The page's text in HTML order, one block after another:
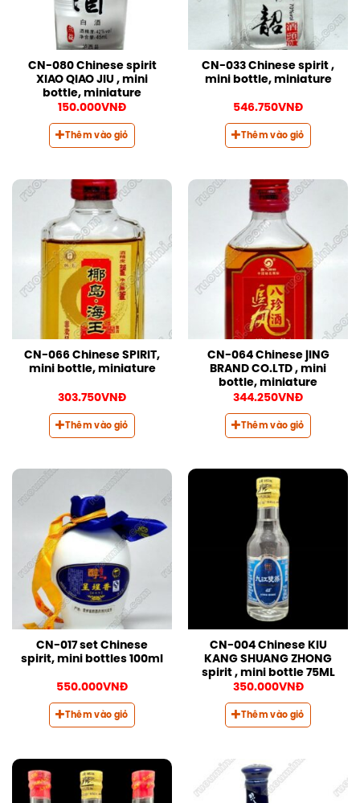
CN-080 Chinese spirit
XIAO QIAO JIU , mini
bottle, miniature
150.000VNĐ
Thêm vào giỏ
CN-033 Chinese spirit ,
mini bottle, miniature
546.750VNĐ
Thêm vào giỏ
CN-066 Chinese SPIRIT,
mini bottle, miniature
303.750VNĐ
Thêm vào giỏ
CN-064 Chinese jING
BRAND CO.LTD , mini
bottle, miniature
344.250VNĐ
Thêm vào giỏ
CN-017 set Chinese
spirit, mini bottles 100ml
550.000VNĐ
Thêm vào giỏ
CN-004 Chinese KIU
KANG SHUANG ZHONG
spirit , mini bottle 75ML
350.000VNĐ
Thêm vào giỏ